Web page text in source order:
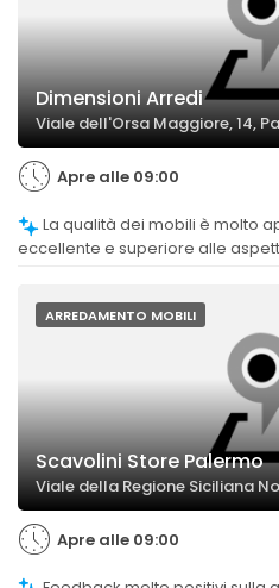
Dimensioni Arredi
Viale dell'Orsa Maggiore, 14,
Apre alle 09:00
eccellente e superiore alle
ARREDAMENTO MOBILI
Scavolini Store Palermo
Viale della Regione Siciliana
Apre alle 09:00